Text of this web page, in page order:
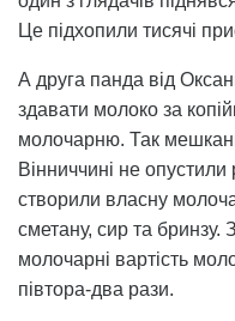
Це підхопили тисячі
А друга панда від
здавати молоко за
молочарню. Так
Вінниччині не
створили власну
сметану, сир та бринзу.
молочарні вартість
півтора-два рази.